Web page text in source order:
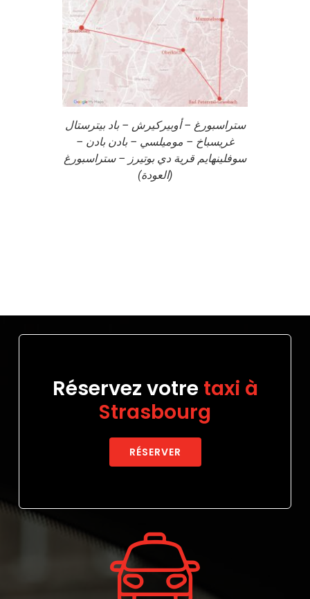
ستراسبورغ – أوبيركيرش – باد بيترستال
غريسباخ – موميلسي – بادن بادن –
سوفلينهايم قرية دي بوتيرز – ستراسبورغ
(العودة)
Réservez votre taxi à
Strasbourg
RÉSERVER